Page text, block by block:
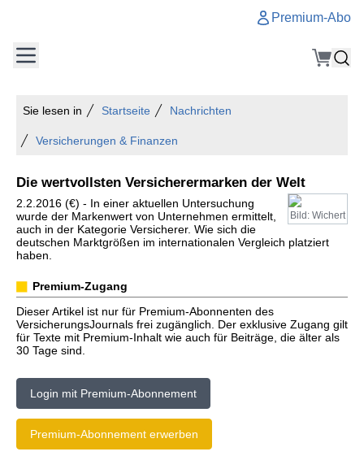
Premium-Abo
Sie lesen in Startseite Nachrichten
Versicherungen & Finanzen
Die wertvollsten Versicherermarken der Welt
Bild: Wichert
2.2.2016 (€) - In einer aktuellen Untersuchung
wurde der Markenwert von Unternehmen ermittelt,
auch in der Kategorie Versicherer. Wie sich die
deutschen Marktgrößen im internationalen Vergleich platziert
haben.
Premium-Zugang
Dieser Artikel ist nur für Premium-Abonnenten des
VersicherungsJournals frei zugänglich. Der exklusive Zugang gilt
für Texte mit Premium-Inhalt wie auch für Beiträge, die älter als
30 Tage sind.
Login mit Premium-Abonnement
Premium-Abonnement erwerben